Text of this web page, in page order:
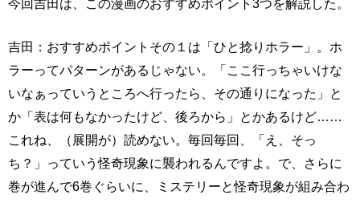
今回吉田は、この漫画のおすすめポイント3つを解説した。
吉田：おすすめポイントその１は「ひと捻りホラー」。ホ
ラーってパターンがあるじゃない。「ここ行っちゃいけな
いなぁっていうところへ行ったら、その通りになった」と
か「表は何もなかったけど、後ろから」とかあるけど……
これね、（展開が）読めない。毎回毎回、「え、そっ
ち？」っていう怪奇現象に襲われるんですよ。で、さらに
巻が進んで6巻ぐらいに、ミステリーと怪奇現象が組み合わ